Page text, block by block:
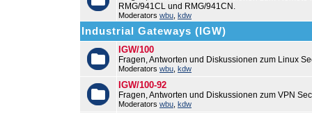
RMG/941CL und RMG/941CN.
Moderators wbu kdw
Industrial Gateways (IGW)
IGW/100
Fragen, Antworten und Diskussionen zum Linux
Moderators wbu kdw
IGW/100-92
Fragen, Antworten und Diskussionen zum VPN
Moderators wbu kdw